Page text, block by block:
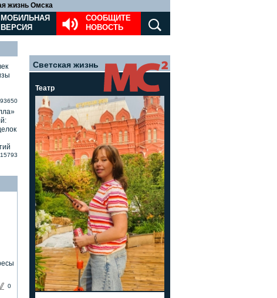
жизнь Омска
СООБЩИТЕ
НОВОСТЬ
МОБИЛЬНАЯ
ВЕРСИЯ
93650
15793
0
Светская жизнь
Театр